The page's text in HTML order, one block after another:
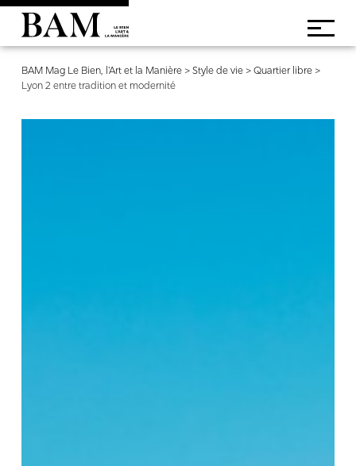
BAM Mag Le Bien, l'Art et la Manière >Style de vie >Quartier libre >
Lyon 2 entre tradition et modernité